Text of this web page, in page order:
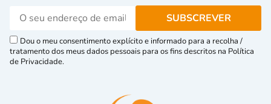
Dou o meu consentimento explícito e informado para a recolha /
tratamento dos meus dados pessoais para os fins descritos na Política
de Privacidade.